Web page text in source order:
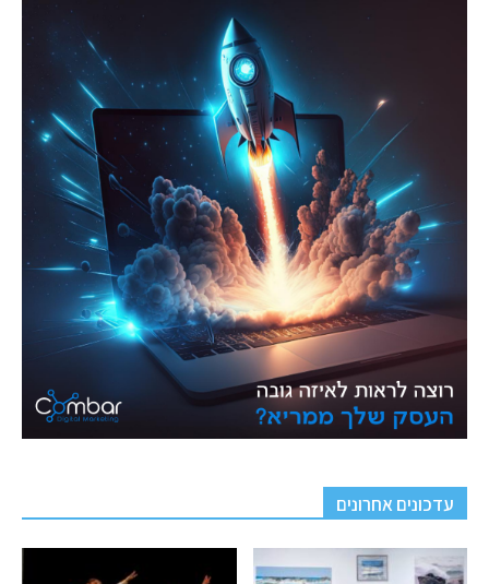
עדכונים אחרונים